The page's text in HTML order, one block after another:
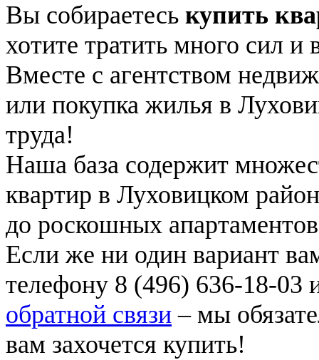
Вы собираетесь купить
хотите тратить много сил и
Вместе с агентством
или покупка жилья в
труда!
Наша база содержит
квартир в Луховицком
до роскошных
Если же ни один вариант
телефону 8 (496) 636-18-03
обратной связи – мы
вам захочется купить!